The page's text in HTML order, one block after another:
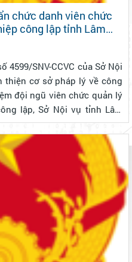
chức danh viên chức
công lập tỉnh Lâm
4599/SNV-CCVC của Sở Nội
đội ngũ viên chức quản lý
lập, Sở Nội vụ tỉnh Lâm
Quy định tiêu chuẩn chức